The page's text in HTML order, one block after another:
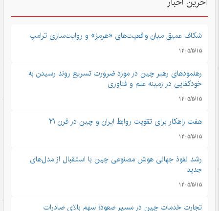
شکاف عمیق میان واقعیت‌های «هرمز» و روایت‌سازی ترامپ
۱۴۰۵/۵/۱۵
رهنمودهای رهبر چین در مورد ضرورت تسریع روند رسیدن به
خودکفایی در زمینه علم و فناوری
۱۴۰۵/۵/۱۵
هفت راهکار برای تقویت روابط ایران و چین در قرن ۲۱
۱۴۰۵/۵/۱۵
رشد نفوذ جهانی هوش مصنوعی چین با استقبال از مدل‌های
جدید
۱۴۰۵/۵/۱۵
تجارت خدمات چین در مسیر صعود؛ سهم بالای صادرات